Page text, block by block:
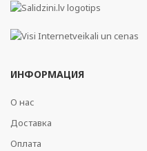
ИНФОРМАЦИЯ
О нас
Доставка
Оплата